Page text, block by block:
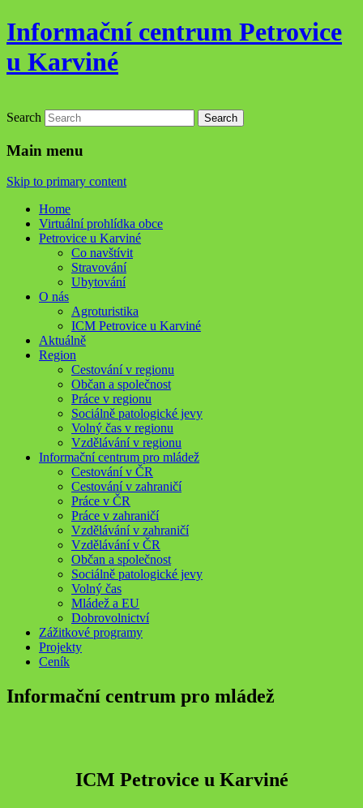
Informační centrum Petrovice
u Karviné
Search
Main menu
Skip to primary content
Home
Virtuální prohlídka obce
Petrovice u Karviné
Co navštívit
Stravování
Ubytování
O nás
Agroturistika
ICM Petrovice u Karviné
Aktuálně
Region
Cestování v regionu
Občan a společnost
Práce v regionu
Sociálně patologické jevy
Volný čas v regionu
Vzdělávání v regionu
Informační centrum pro mládež
Cestování v ČR
Cestování v zahraničí
Práce v ČR
Práce v zahraničí
Vzdělávání v zahraničí
Vzdělávání v ČR
Občan a společnost
Sociálně patologické jevy
Volný čas
Mládež a EU
Dobrovolnictví
Zážitkové programy
Projekty
Ceník
Informační centrum pro mládež
ICM Petrovice u Karviné